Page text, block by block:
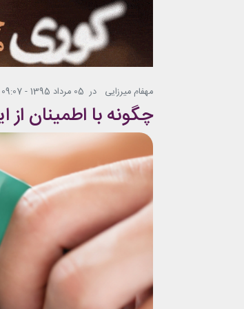
مهفام میرزایی در 05 مرداد 1395 - 09:07
چگونه با اطمينان